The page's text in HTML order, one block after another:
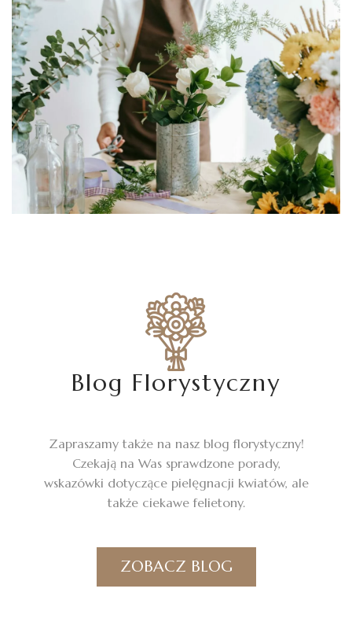
Blog Florystyczny
Zapraszamy także na nasz blog florystyczny!
Czekają na Was sprawdzone porady,
wskazówki dotyczące pielęgnacji kwiatów, ale
także ciekawe felietony.
ZOBACZ BLOG